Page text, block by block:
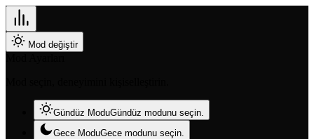
Mod değiştir
Gündüz ModuGündüz modunu seçin.
Gece ModuGece modunu seçin.